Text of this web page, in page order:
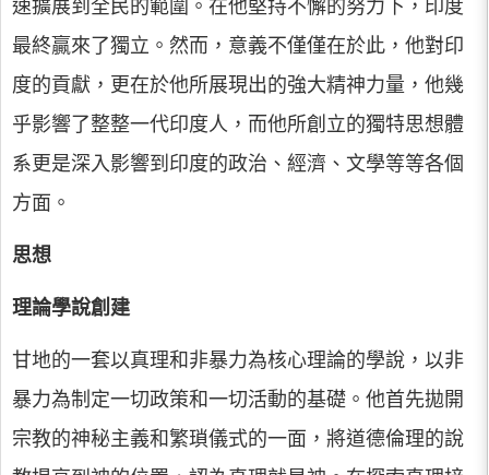
速擴展到全民的範圍。在他堅持不懈的努力下，印度
最終贏來了獨立。然而，意義不僅僅在於此，他對印
度的貢獻，更在於他所展現出的強大精神力量，他幾
乎影響了整整一代印度人，而他所創立的獨特思想體
系更是深入影響到印度的政治、經濟、文學等等各個
方面。
思想
理論學說創建
甘地的一套以真理和非暴力為核心理論的學說，以非
暴力為制定一切政策和一切活動的基礎。他首先拋開
宗教的神秘主義和繁瑣儀式的一面，將道德倫理的說